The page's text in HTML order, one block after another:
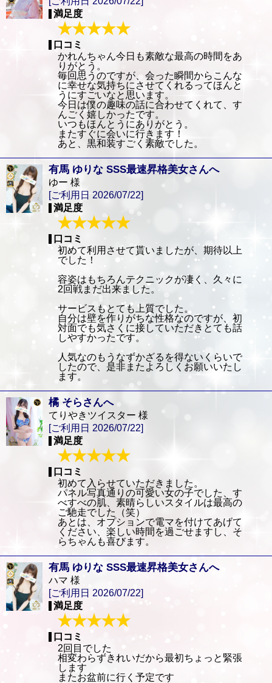
満足度
口コミ
かれんちゃん今日も素敵な最高の時間をあ
りがとう。
毎回思うのですが、会った瞬間からこんな
に幸せな気持ちにさせてくれるってほんと
うにすごいなと思います。
今日は僕の趣味の話に合わせてくれて、す
んごく嬉しかったです。
いつもほんとうにありがとう。
またすぐに会いに行きます！
あと、黒和装すごく素敵でした。
有馬 ゆりな SSS最速昇格美女さんへ
ゆー 様
[ご利用日 2026/07/22]
満足度
口コミ
初めて利用させて貰いましたが、期待以上
でした！
容姿はもちろんテクニックが凄く、久々に
2回戦まだ出来ました。
サービスもとても上質でした。
自分は壁を作りがちな性格なのですが、初
対面でも気さくに接していただきとても話
しやすかったです。
人気なのもうなずかざるを得ないくらいで
したので、是非またよろしくお願いいたし
ます。
橘 そらさんへ
てりやきツイスター 様
[ご利用日 2026/07/22]
満足度
口コミ
初めて入らせていただきました。
パネル写真通りの可愛い女の子でした、す
べすべの肌、素晴らしいスタイルは最高の
ご馳走でした（笑）
あとは、オプションで電マを付けてあげて
ください、楽しい時間を過ごせますし、そ
らちゃんも喜びます。
有馬 ゆりな SSS最速昇格美女さんへ
ハマ 様
[ご利用日 2026/07/22]
満足度
口コミ
2回目でした
相変わらずきれいだから最初ちょっと緊張
します
またお盆前に行く予定です